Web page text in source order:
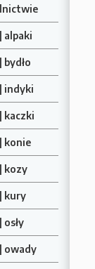
alpaki
indyki
kaczki
konie
kozy
kury
owady